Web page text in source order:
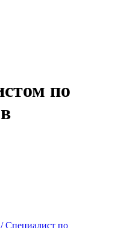
по
/ Специалист по